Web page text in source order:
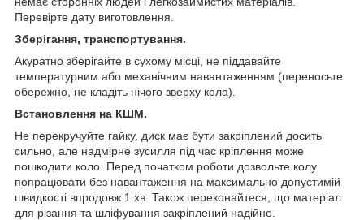
Перевірте дату виготовлення.
Зберігання, транспортування.
Акуратно зберігайте в сухому місці, не піддавайте
температурним або механічним навантаженням (переносьте
обережно, не кладіть нічого зверху кола).
Встановлення на КШМ.
Не перекручуйте гайку, диск має бути закріплений досить
сильно, але надмірне зусилля під час кріплення може
пошкодити коло. Перед початком роботи дозвольте колу
попрацювати без навантаження на максимально допустимій
швидкості впродовж 1 хв. Також переконайтеся, що матеріал
для різання та шліфування закріплений надійно.